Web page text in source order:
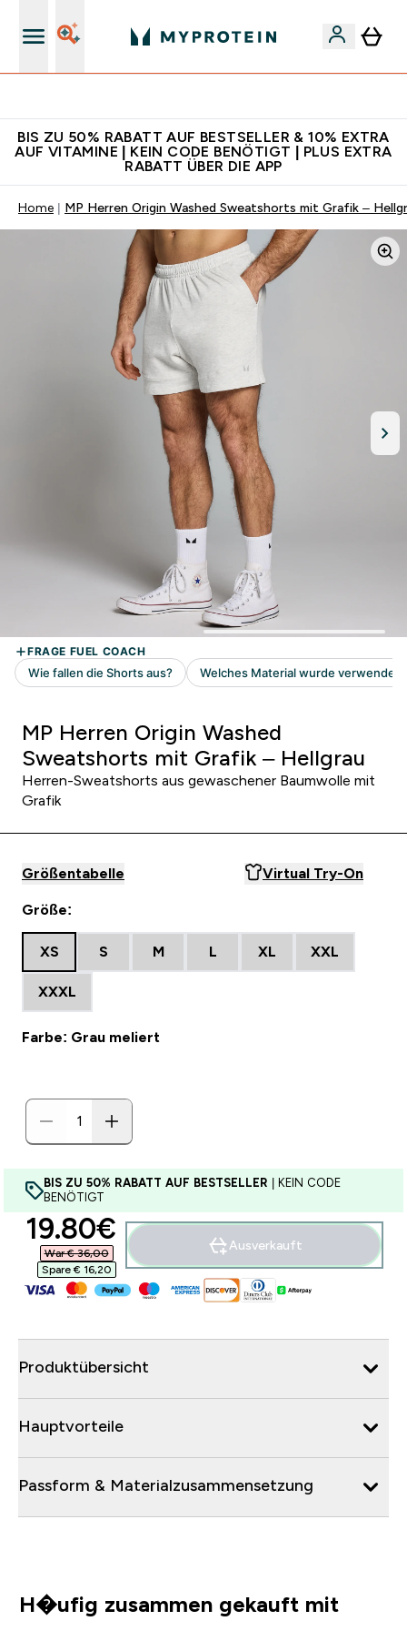
BIS ZU 50% RABATT AUF BESTSELLER & 10% EXTRA
AUF VITAMINE | KEIN CODE BENÖTIGT | PLUS EXTRA
RABATT ÜBER DIE APP
Home MP Herren Origin Washed Sweatshorts mit Grafik –
MP Herren Origin Washed
Sweatshorts mit Grafik – Hellgrau
Herren-Sweatshorts aus gewaschener Baumwolle mit
Grafik
Größentabelle Virtual Try-On
Größe:
XS S M L XL XXL
XXXL
Farbe: Grau meliert
BIS ZU 50% RABATT AUF BESTSELLER | KEIN CODE
BENÖTIGT
discounted price
19.80€‎
War € 36,00‎
Spare € 16,20‎
Ausverkauft
Produktübersicht
Hauptvorteile
Passform & Materialzusammensetzung
H�ufig zusammen gekauft mit